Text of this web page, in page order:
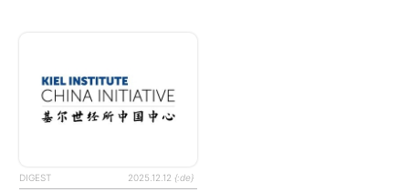
DIGEST 2025.12.12 {:de}